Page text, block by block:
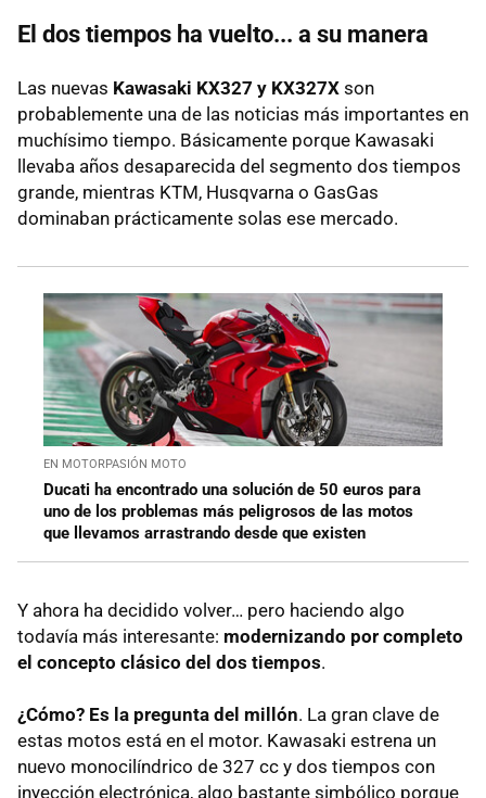
El dos tiempos ha vuelto... a su manera
Las nuevas Kawasaki KX327 y KX327X son
probablemente una de las noticias más importantes en
muchísimo tiempo. Básicamente porque Kawasaki
llevaba años desaparecida del segmento dos tiempos
grande, mientras KTM, Husqvarna o GasGas
dominaban prácticamente solas ese mercado.
EN MOTORPASIÓN MOTO
Ducati ha encontrado una solución de 50 euros para
uno de los problemas más peligrosos de las motos
que llevamos arrastrando desde que existen
Y ahora ha decidido volver… pero haciendo algo
todavía más interesante: modernizando por completo
el concepto clásico del dos tiempos.
¿Cómo? Es la pregunta del millón. La gran clave de
estas motos está en el motor. Kawasaki estrena un
nuevo monocilíndrico de 327 cc y dos tiempos con
inyección electrónica, algo bastante simbólico porque